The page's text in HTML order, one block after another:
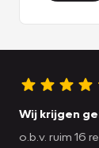
Wij krijgen
o.b.v. ruim 16